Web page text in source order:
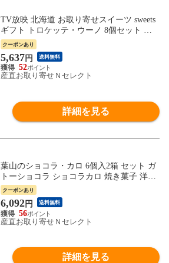
TV放映 北海道 お取り寄せスイーツ sweets
ギフト トロケッテ・ウーノ 8個セット ミ
ルク 新食感 新鮮 いちご あずき
クーポンあり
5,637円 送料無料
52
産直お取り寄せＮセレクト
詳細を見る
葉山のショコラ・カロ 6個入2箱 セット ガ
トーショコラ ショコラカロ 焼き菓子 洋菓
子 スイーツ デザート おやつ 冷たいスイー
ツ ご当地スイーツ お取り寄せスイーツ 神
奈川 ラ・マーレ・ド・チャヤ 葉山本店
クーポンあり
6,092円 送料無料
56
産直お取り寄せＮセレクト
詳細を見る